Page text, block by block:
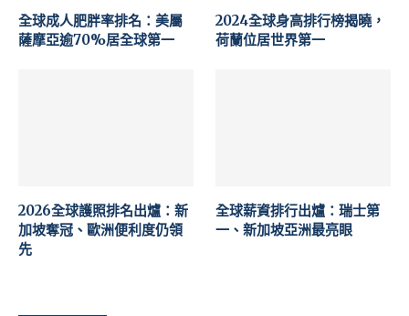
全球成人肥胖率排名：美屬
薩摩亞逾70%居全球第一
2024全球身高排行榜揭曉，
荷蘭位居世界第一
2026全球護照排名出爐：新
加坡奪冠、歐洲便利度仍領
先
全球薪資排行出爐：瑞士第
一、新加坡亞洲最亮眼